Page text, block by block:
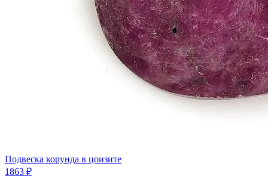
Подвеска корунда в цоизите
1863 ₽